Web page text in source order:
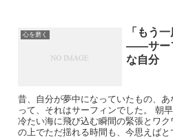
心を磨く
「もう
——サー
な自分
昔、自分が夢中になっていたもの、
って、それはサーフィンでした。 朝
冷たい海に飛び込む瞬間の緊張とワ
の上でただ揺れる時間も、今思えばと